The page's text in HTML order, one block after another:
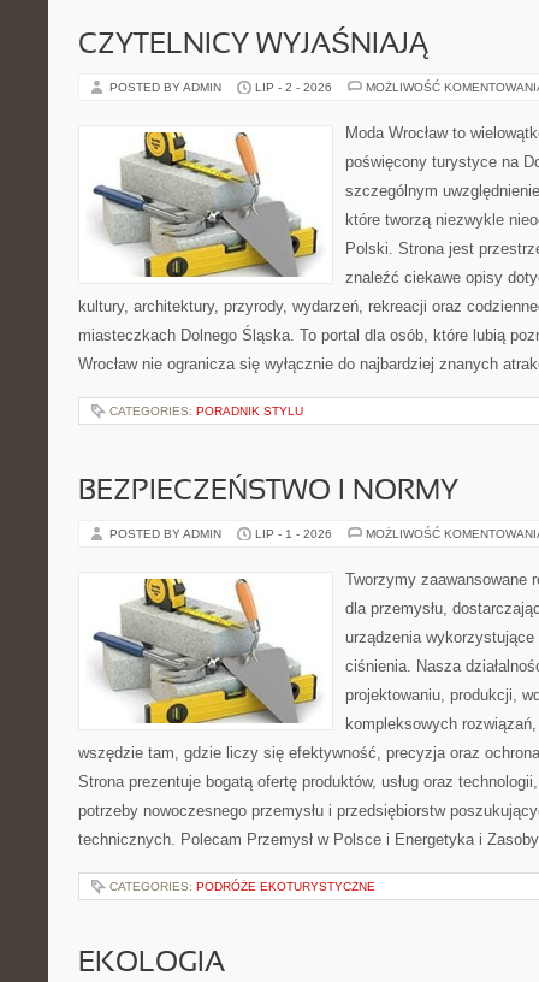
CZYTELNICY WYJAŚNIAJĄ
POSTED BY ADMIN LIP - 2 - 2026 MOŻLIWOŚĆ
Moda Wrocław to
poświęcony turystyce na
szczególnym
które tworzą niezwykle
Polski. Strona jest
znaleźć ciekawe opisy
kultury, architektury, przyrody, wydarzeń, rekreacji oraz
miasteczkach Dolnego Śląska. To portal dla osób, które lubią
Wrocław nie ogranicza się wyłącznie do najbardziej znanych
CATEGORIES: PORADNIK STYLU
BEZPIECZEŃSTWO I NORMY
POSTED BY ADMIN LIP - 1 - 2026 MOŻLIWOŚĆ
Tworzymy zaawansowane
dla przemysłu,
urządzenia
ciśnienia. Nasza
projektowaniu, produkcji,
kompleksowych
wszędzie tam, gdzie liczy się efektywność, precyzja oraz
Strona prezentuje bogatą ofertę produktów, usług oraz
potrzeby nowoczesnego przemysłu i przedsiębiorstw
technicznych. Polecam Przemysł w Polsce i Energetyka i
CATEGORIES: PODRÓŻE EKOTURYSTYCZNE
EKOLOGIA